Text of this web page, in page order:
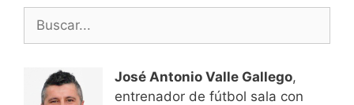
entradas
José Antonio Valle Gallego,
entrenador de fútbol sala con